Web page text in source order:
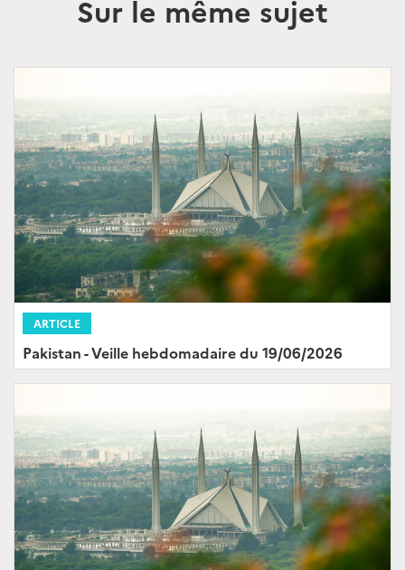
Sur le même sujet
ARTICLE
Pakistan - Veille hebdomadaire du 19/06/2026